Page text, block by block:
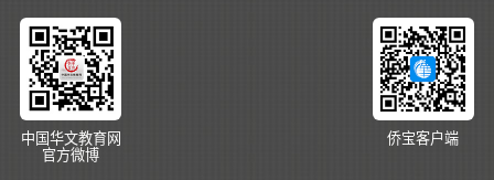
中国华文教育网
官方微博
侨宝客户端